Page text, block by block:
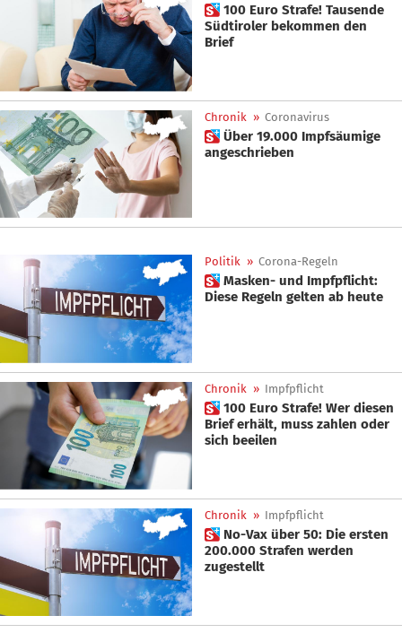
 100 Euro Strafe! Tausende
Südtiroler bekommen den
Brief
Chronik » Coronavirus
 Über 19.000 Impfsäumige
angeschrieben
Politik » Corona-Regeln
 Masken- und Impfpflicht:
Diese Regeln gelten ab heute
Chronik » Impfpflicht
 100 Euro Strafe! Wer diesen
Brief erhält, muss zahlen oder
sich beeilen
Chronik » Impfpflicht
 No-Vax über 50: Die ersten
200.000 Strafen werden
zugestellt